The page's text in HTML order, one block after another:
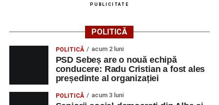
Adrian Lup – violoncel
Vlad Dordea.
Piața Primăriei
Orele 17.00–20.00– Punct oficial de înscrieri și informații
PUBLICITATE
POLITICĂ
POLITICĂ acum 2 luni
PSD Sebeș are o nouă echipă
conducere: Radu Cristian a fost ales
președinte al organizației
POLITICĂ acum 3 luni